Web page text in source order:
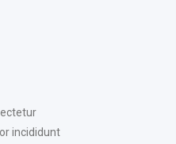
incididunt